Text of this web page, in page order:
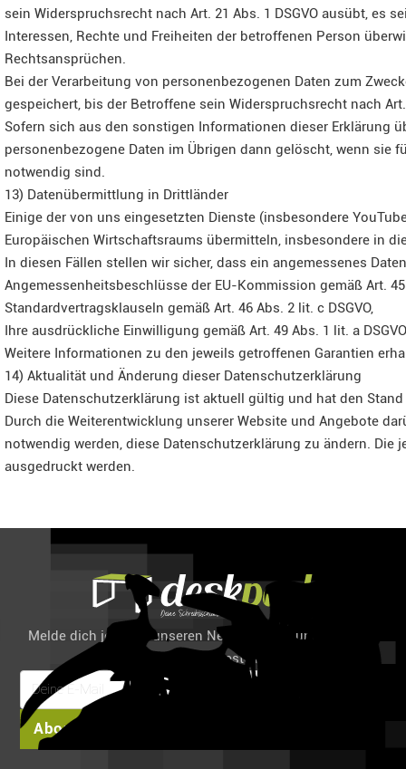
sein Widerspruchsrecht nach Art. 21 Abs. 1 DSGVO ausübt, es
Interessen, Rechte und Freiheiten der betroffenen Person
Rechtsansprüchen.
Bei der Verarbeitung von personenbezogenen Daten zum
gespeichert, bis der Betroffene sein Widerspruchsrecht nach Art.
Sofern sich aus den sonstigen Informationen dieser Erklärung
personenbezogene Daten im Übrigen dann gelöscht, wenn sie
notwendig sind.
13) Datenübermittlung in Drittländer
Einige der von uns eingesetzten Dienste (insbesondere
Europäischen Wirtschaftsraums übermitteln, insbesondere in
In diesen Fällen stellen wir sicher, dass ein angemessenes
Angemessenheitsbeschlüsse der EU-Kommission gemäß Art.
Standardvertragsklauseln gemäß Art. 46 Abs. 2 lit. c DSGVO,
Ihre ausdrückliche Einwilligung gemäß Art. 49 Abs. 1 lit. a
Weitere Informationen zu den jeweils getroffenen Garantien
14) Aktualität und Änderung dieser Datenschutzerklärung
Diese Datenschutzerklärung ist aktuell gültig und hat den Stand
Durch die Weiterentwicklung unserer Website und Angebote
notwendig werden, diese Datenschutzerklärung zu ändern.
ausgedruckt werden.
Melde dich jetzt für unseren Newsletter an und spare 6%
auf deine erste Bestellung!
Abonnieren